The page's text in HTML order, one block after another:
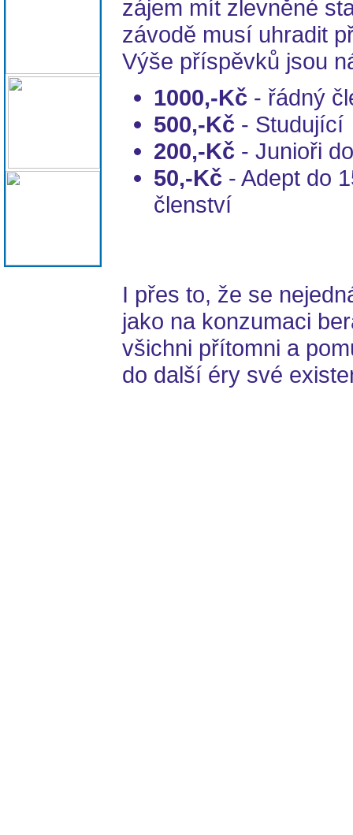
zájem mít zlevněné
závodě musí uhradit
Výše příspěvků jsou
1000,-Kč - řádný
500,-Kč - Studující
200,-Kč - Junioři
50,-Kč - Adept do
členství
I přes to, že se
jako na konzumaci
všichni přítomni a
do další éry své